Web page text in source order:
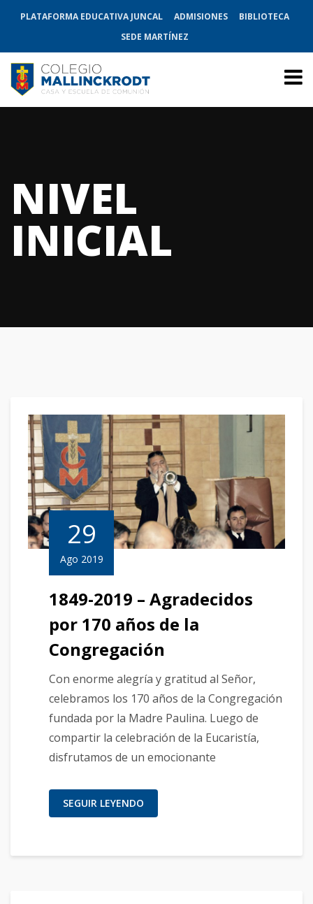
PLATAFORMA EDUCATIVA JUNCAL ADMISIONES
BIBLIOTECA
SEDE MARTÍNEZ
NIVEL
INICIAL
29
Ago 2019
1849-2019 – Agradecidos
por 170 años de la
Congregación
Con enorme alegría y gratitud al Señor,
celebramos los 170 años de la Congregación
fundada por la Madre Paulina. Luego de
compartir la celebración de la Eucaristía,
disfrutamos de un emocionante
SEGUIR LEYENDO